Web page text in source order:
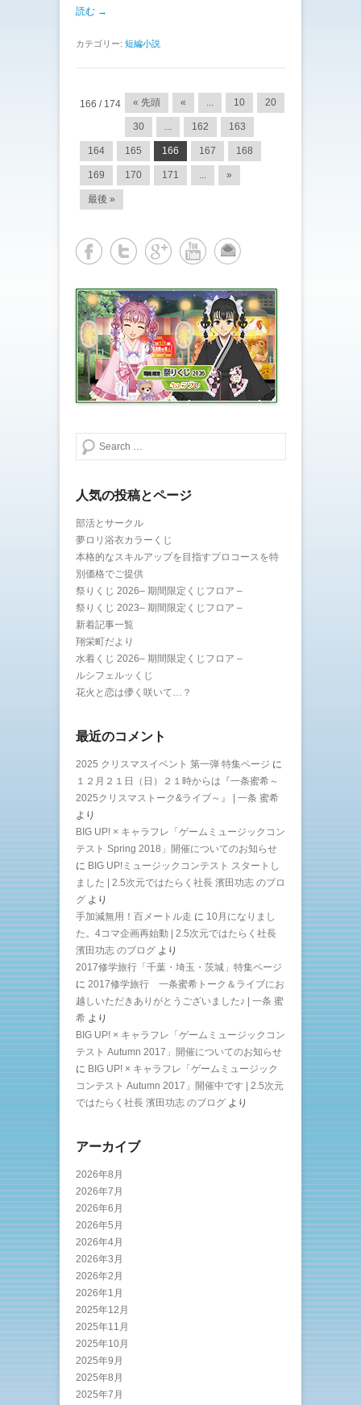
読む →
カテゴリー: 短編小説
投稿ナビゲーション
166 / 174 « 先頭 « 10 20
30 162 163
164 165 166 167 168
169 170 171 »
最後 »
検索する
人気の投稿とページ
部活とサークル
夢ロリ浴衣カラーくじ
本格的なスキルアップを目指すプロコースを特
別価格でご提供
祭りくじ 2026– 期間限定くじフロア –
祭りくじ 2023– 期間限定くじフロア –
新着記事一覧
翔栄町だより
水着くじ 2026– 期間限定くじフロア –
ルシフェルッくじ
花火と恋は儚く咲いて…？
最近のコメント
2025 クリスマスイベント 第一弾 特集ページ に
１２月２１日（日）２１時からは『一条蜜希～
2025クリスマストーク&ライブ～』 | 一条 蜜希
より
BIG UP! × キャラフレ「ゲームミュージックコン
テスト Spring 2018」開催についてのお知らせ
に BIG UP!ミュージックコンテスト スタートし
ました | 2.5次元ではたらく社長 濱田功志 のブロ
グ より
手加減無用！百メートル走 に 10月になりまし
た。4コマ企画再始動 | 2.5次元ではたらく社長
濱田功志 のブログ より
2017修学旅行「千葉・埼玉・茨城」特集ページ
に 2017修学旅行 一条蜜希トーク＆ライブにお
越しいただきありがとうございました♪ | 一条 蜜
希 より
BIG UP! × キャラフレ「ゲームミュージックコン
テスト Autumn 2017」開催についてのお知らせ
に BIG UP! × キャラフレ「ゲームミュージック
コンテスト Autumn 2017」開催中です | 2.5次元
ではたらく社長 濱田功志 のブログ より
アーカイブ
2026年8月
2026年7月
2026年6月
2026年5月
2026年4月
2026年3月
2026年2月
2026年1月
2025年12月
2025年11月
2025年10月
2025年9月
2025年8月
2025年7月